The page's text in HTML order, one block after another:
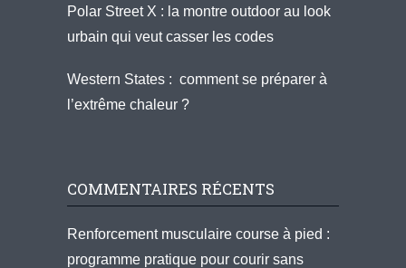
Polar Street X : la montre outdoor au look
urbain qui veut casser les codes
Western States : comment se préparer à
l’extrême chaleur ?
COMMENTAIRES RÉCENTS
Renforcement musculaire course à pied :
programme pratique pour courir sans